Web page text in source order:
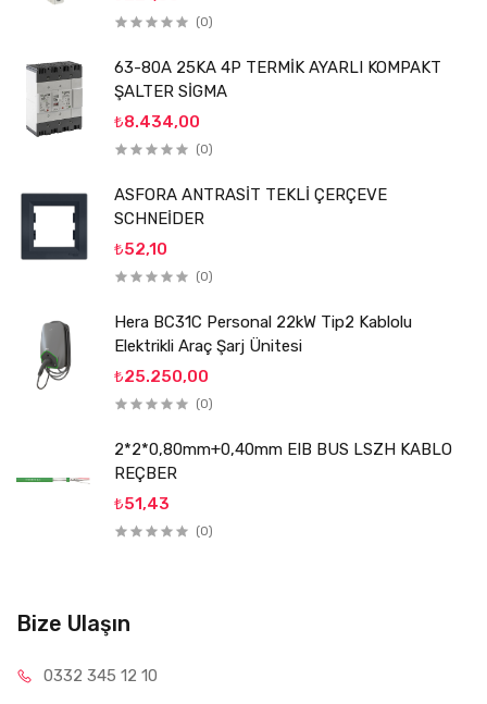
(0)
63-80A 25KA 4P TERMİK AYARLI KOMPAKT
ŞALTER SİGMA
₺8.434,00
(0)
ASFORA ANTRASİT TEKLİ ÇERÇEVE
SCHNEİDER
₺52,10
(0)
Hera BC31C Personal 22kW Tip2 Kablolu
Elektrikli Araç Şarj Ünitesi
₺25.250,00
(0)
2*2*0,80mm+0,40mm EIB BUS LSZH KABLO
REÇBER
₺51,43
(0)
Bize Ulaşın
0332 345 12 10